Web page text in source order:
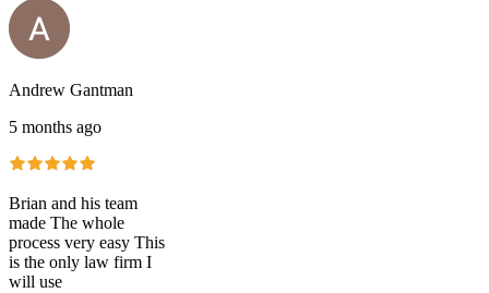
Andrew Gantman
5 months ago
Brian and his team
made The whole
process very easy This
is the only law firm I
will use